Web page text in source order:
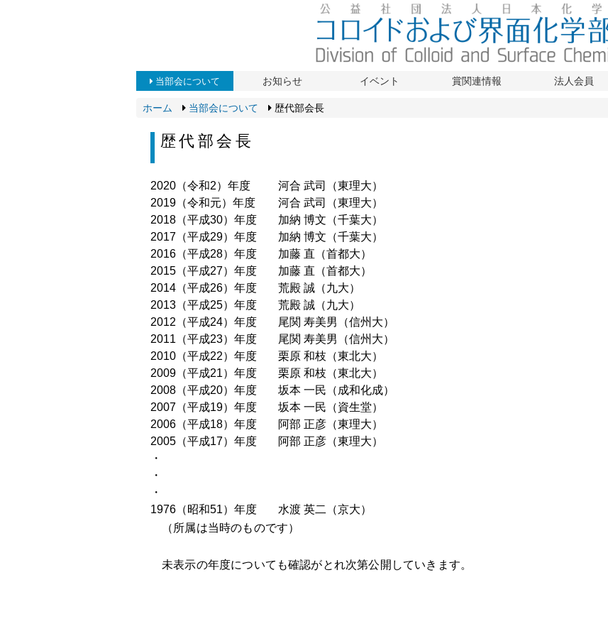
当部会について お知らせ イベント 賞関連情報 法人会員
ホーム 当部会について 歴代部会長
歴代部会長
2020（令和2）年度
河合 武司（東理大）
2019（令和元）年度
河合 武司（東理大）
2018（平成30）年度
加納 博文（千葉大）
2017（平成29）年度
加納 博文（千葉大）
2016（平成28）年度
加藤 直（首都大）
2015（平成27）年度
加藤 直（首都大）
2014（平成26）年度
荒殿 誠（九大）
2013（平成25）年度
荒殿 誠（九大）
2012（平成24）年度
尾関 寿美男（信州大）
2011（平成23）年度
尾関 寿美男（信州大）
2010（平成22）年度
栗原 和枝（東北大）
2009（平成21）年度
栗原 和枝（東北大）
2008（平成20）年度
坂本 一民（成和化成）
2007（平成19）年度
坂本 一民（資生堂）
2006（平成18）年度
阿部 正彦（東理大）
2005（平成17）年度
阿部 正彦（東理大）
・
・
・
1976（昭和51）年度
水渡 英二（京大）
（所属は当時のものです）
未表示の年度についても確認がとれ次第公開していきます。